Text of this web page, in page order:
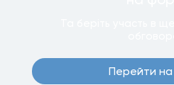
Перейти